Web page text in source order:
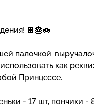
🍫🎂🍩
палочкой-
как
Принцессе.
- 17 шт, пончики